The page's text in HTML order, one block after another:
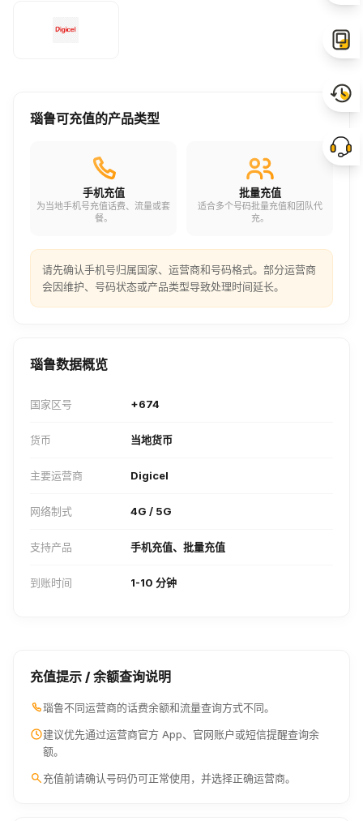
瑙鲁可充值的产品类型
手机充值
为当地手机号充值话费、流量或套
餐。
批量充值
适合多个号码批量充值和团队代
充。
请先确认手机号归属国家、运营商和号码格式。部分运营商
会因维护、号码状态或产品类型导致处理时间延长。
瑙鲁数据概览
国家区号 +674
货币 当地货币
主要运营商 Digicel
网络制式 4G / 5G
支持产品 手机充值、批量充值
到账时间 1-10 分钟
充值提示 / 余额查询说明
瑙鲁不同运营商的话费余额和流量查询方式不同。
建议优先通过运营商官方 App、官网账户或短信提醒查询余
额。
充值前请确认号码仍可正常使用，并选择正确运营商。